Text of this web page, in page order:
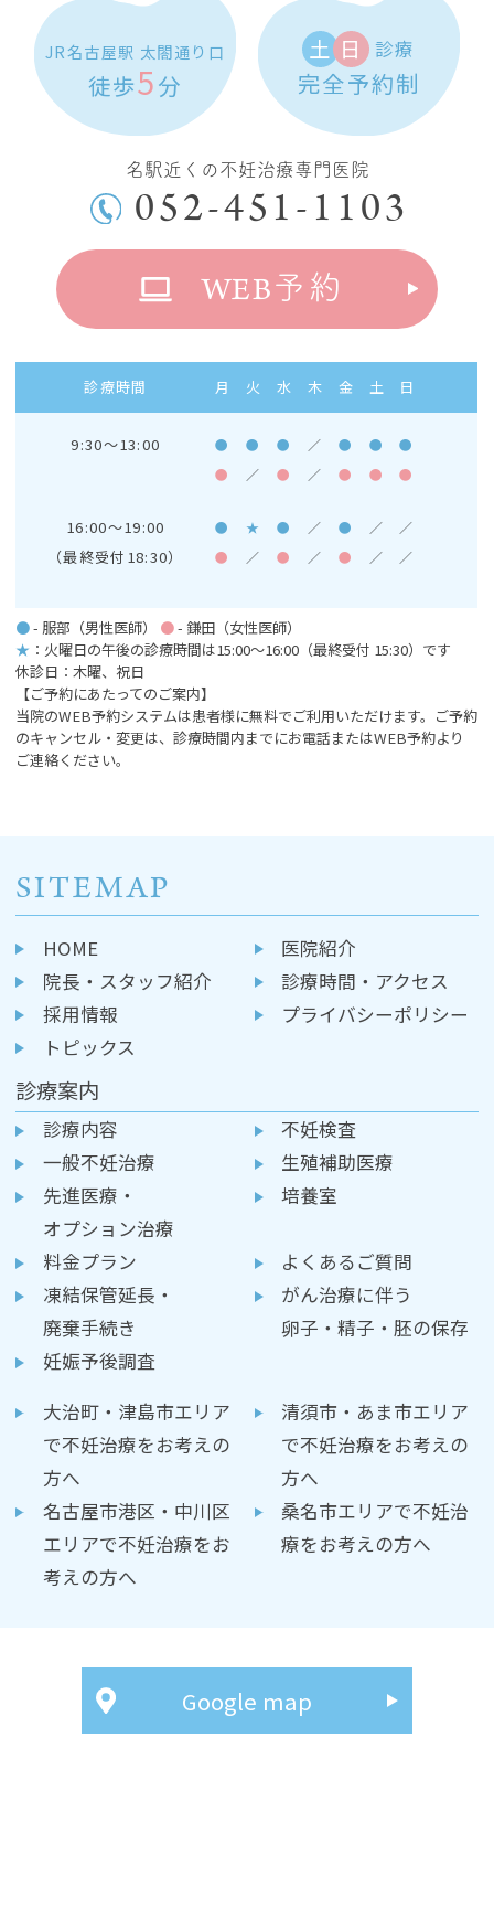
JR名古屋駅 太閤通り口
徒歩5分
土 日 診療
完全予約制
名駅近くの不妊治療専門医院
052-451-1103
WEB予約
診療時間 月 火 水 木 金 土 日
9:30～13:00 ● ● ● ／ ● ●
●
●
／ ● ／ ● ● ●
16:00～19:00 ● ★ ● ／ ● ／ ／
（最終受付18:30） ● ／ ● ／ ● ／ ／
●- 服部（男性医師） ●- 鎌田（女性医師）
★ ：火曜日の午後の診療時間は15:00～16:00 （最終受付 15:30）です
休診日：木曜、祝日
【ご予約にあたってのご案内】
当院のWEB予約システムは患者様に無料でご利用いただけます。ご予約
のキャンセル・変更は、診療時間内までにお電話またはWEB予約より
ご連絡ください。
SITEMAP
HOME
医院紹介
院長・スタッフ紹介
診療時間・アクセス
採用情報
プライバシーポリシー
トピックス
診療案内
診療内容
不妊検査
一般不妊治療
生殖補助医療
先進医療・
オプション治療
培養室
料金プラン
よくあるご質問
凍結保管延長・
廃棄手続き
がん治療に伴う
卵子・精子・胚の保存
妊娠予後調査
大治町・津島市エリア
で不妊治療をお考えの
方へ
清須市・あま市エリア
で不妊治療をお考えの
方へ
名古屋市港区・中川区
エリアで不妊治療をお
考えの方へ
桑名市エリアで不妊治
療をお考えの方へ
Google map